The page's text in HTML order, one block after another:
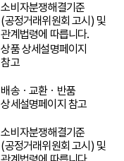
소비자분쟁해결기준
(공정거래위원회 고시) 및
관계법령에 따릅니다.
상품 상세설명페이지
참고
배송ㆍ교환ㆍ반품
상세설명페이지 참고
소비자분쟁해결기준
(공정거래위원회 고시) 및